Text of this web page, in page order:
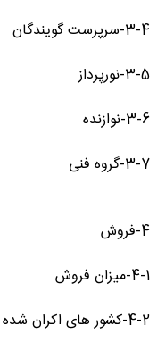
3-4-سرپرست گویندگان
3-5-نورپرداز
3-6-نوازنده
3-7-گروه فنی
4-فروش
4-1-میزان فروش
4-2-کشور های اکران شده